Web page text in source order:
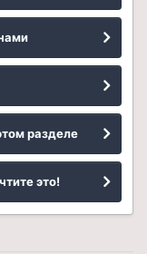
разделе
это!